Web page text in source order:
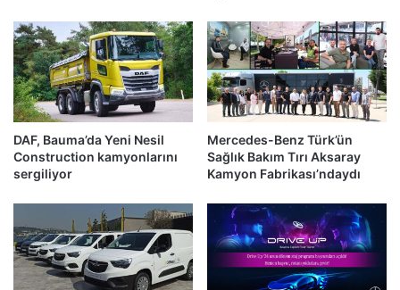
DAF, Bauma’da Yeni Nesil
Construction kamyonlarını
sergiliyor
Mercedes-Benz Türk’ün
Sağlık Bakım Tırı Aksaray
Kamyon Fabrikası’ndaydı